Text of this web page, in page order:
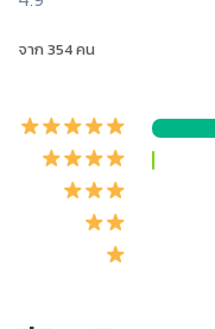
จาก 354 คน